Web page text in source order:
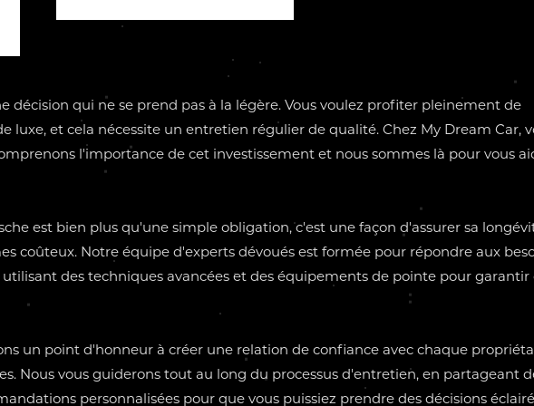
décision qui ne se prend pas à la légère. Vous voulez profiter pleinement de
luxe, et cela nécessite un entretien régulier de qualité. Chez My Dream Car,
l'importance de cet investissement et nous sommes là pour vous
est bien plus qu'une simple obligation, c'est une façon d'assurer sa
coûteux. Notre équipe d'experts dévoués est formée pour répondre aux
des techniques avancées et des équipements de pointe pour garantir
un point d'honneur à créer une relation de confiance avec chaque
Nous vous guiderons tout au long du processus d'entretien, en partageant
personnalisées pour que vous puissiez prendre des décisions